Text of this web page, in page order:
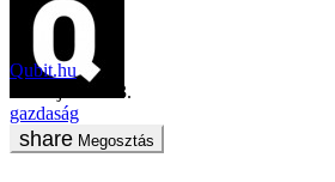
Qubit.hu
2018. június 13.
gazdaság
Megosztás